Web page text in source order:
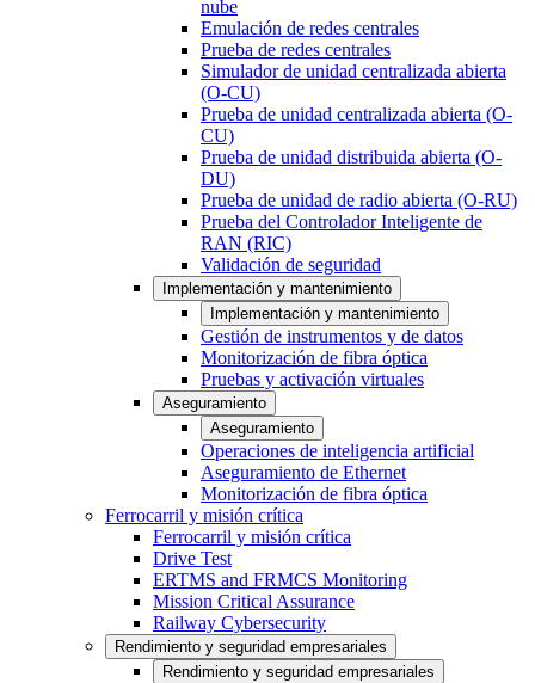
nube
Emulación de redes centrales
Prueba de redes centrales
Simulador de unidad centralizada abierta
(O-CU)
Prueba de unidad centralizada abierta (O-
CU)
Prueba de unidad distribuida abierta (O-
DU)
Prueba de unidad de radio abierta (O-RU)
Prueba del Controlador Inteligente de
RAN (RIC)
Validación de seguridad
Implementación y mantenimiento
Implementación y mantenimiento
Gestión de instrumentos y de datos
Monitorización de fibra óptica
Pruebas y activación virtuales
Aseguramiento
Aseguramiento
Operaciones de inteligencia artificial
Aseguramiento de Ethernet
Monitorización de fibra óptica
Ferrocarril y misión crítica
Ferrocarril y misión crítica
Drive Test
ERTMS and FRMCS Monitoring
Mission Critical Assurance
Railway Cybersecurity
Rendimiento y seguridad empresariales
Rendimiento y seguridad empresariales